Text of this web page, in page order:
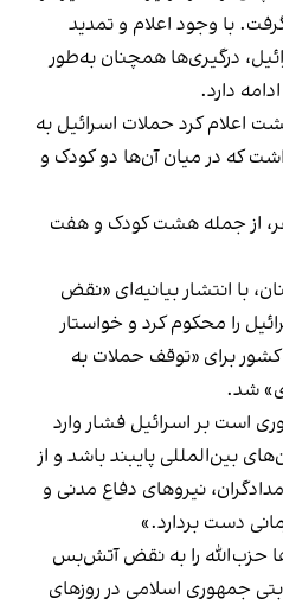
با وجود اعلام و تمدید
درگیری‌ها همچنان به‌طور
دارد.
لبنان ۱۰ اردیبهشت اعلام کرد حملات اسرائیل به
جا گذاشت که در میان آن‌ها دو کودک و
حملات همچنین ۲۳ نفر، از جمله هشت کودک و هفت
با انتشار بیانیه‌ای «نقض
را محکوم کرد و خواستار
کشور برای «توقف حملات به
شد.
است بر اسرائیل فشار وارد
بین‌المللی پایبند باشد و از
نیروهای دفاع مدنی و
دست بردارد.»
حزب‌الله را به نقض آتش‌بس
جمهوری اسلامی در روزهای